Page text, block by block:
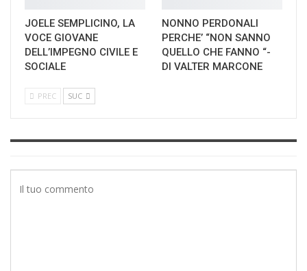
JOELE SEMPLICINO, LA
VOCE GIOVANE
DELL’IMPEGNO CIVILE E
SOCIALE
NONNO PERDONALI
PERCHE’ “NON SANNO
QUELLO CHE FANNO “-
DI VALTER MARCONE
PREC SUC